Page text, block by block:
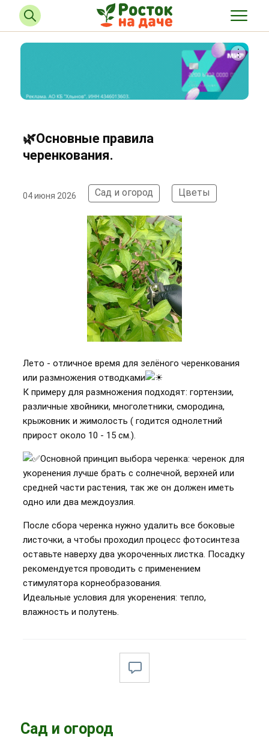
🌿Основные правила
черенкования.
04 июня 2026 Сад и огород Цветы
Лето - отличное время для зелёного черенкования
или размножения отводками
К примеру для размножения подходят: гортензии,
различные хвойники, многолетники, смородина,
крыжовник и жимолость ( годится однолетний
прирост около 10 - 15 см.).
Основной принцип выбора черенка: черенок для
укоренения лучше брать с солнечной, верхней или
средней части растения, так же он должен иметь
одно или два междоузлия.
После сбора черенка нужно удалить все боковые
листочки, а чтобы проходил процесс фотосинтеза
оставьте наверху два укороченных листка. Посадку
рекомендуется проводить с применением
стимулятора корнеобразования.
Идеальные условия для укоренения: тепло,
влажность и полутень.
Сад и огород